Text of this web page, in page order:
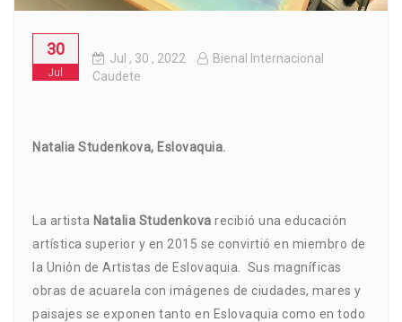
30
Jul
Jul , 30 , 2022
Bienal Internacional
Caudete
Natalia Studenkova, Eslovaquia.
La artista Natalia Studenkova recibió una educación
artística superior y en 2015 se convirtió en miembro de
la Unión de Artistas de Eslovaquia. Sus magníficas
obras de acuarela con imágenes de ciudades, mares y
paisajes se exponen tanto en Eslovaquia como en todo